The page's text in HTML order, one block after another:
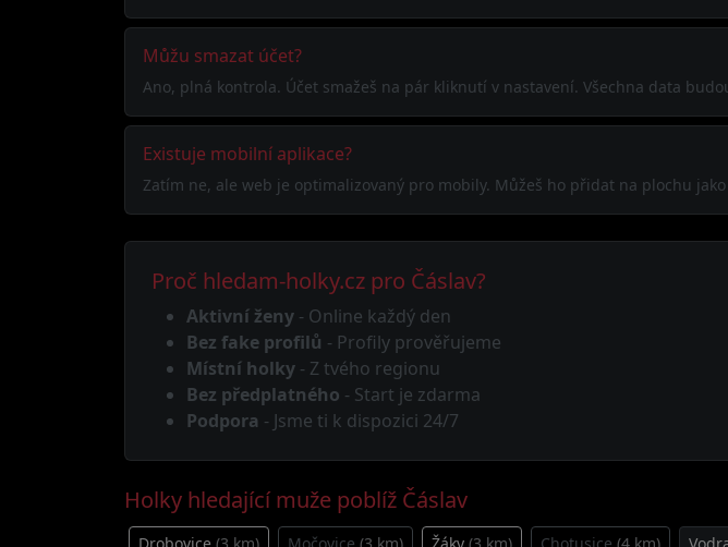
Můžu smazat účet?
Ano, plná kontrola. Účet smažeš na pár kliknutí v nastavení. Všechna data
Existuje mobilní aplikace?
Zatím ne, ale web je optimalizovaný pro mobily. Můžeš ho přidat na plochu
Proč hledam-holky.cz pro Čáslav?
Aktivní ženy - Online každý den
Bez fake profilů - Profily prověřujeme
Místní holky - Z tvého regionu
Bez předplatného - Start je zdarma
Podpora - Jsme ti k dispozici 24/7
Holky hledající muže poblíž Čáslav